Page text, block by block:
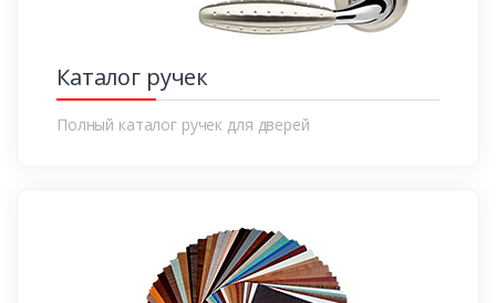
Каталог ручек
Полный каталог ручек для дверей